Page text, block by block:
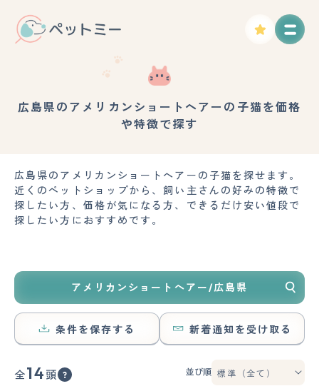
広島県のアメリカンショートヘアーの子猫を価格
や特徴で探す
広島県のアメリカンショートヘアーの子猫を探せます。
近くのペットショップから、飼い主さんの好みの特徴で
探したい方、価格が気になる方、できるだけ安い値段で
探したい方におすすめです。
アメリカンショートヘアー/広島県
条件を保存する 新着通知を受け取る
全14 頭 並び順